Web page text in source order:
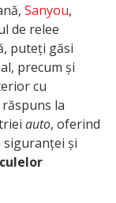
Sanyou,
de relee
puteți găsi
precum și
cu
la
auto, oferind
și